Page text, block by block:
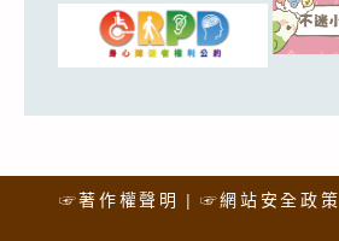
☞著作權聲明 ☞網站安全政策